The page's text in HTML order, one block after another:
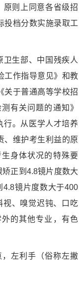
原则上同意各省级招
投档分数实施录取工
卫生部、中国残疾人
工作指导意见》和教
关于普通高等学校招
有关问题的通知》
行。从医学人才培养
、维护考生利益的原
身体状况的特殊要
正到4.8镜片度数大
镜片度数大于400
、嗅觉迟钝、口吃
的其他专业，有色
左利手（俗称左撇